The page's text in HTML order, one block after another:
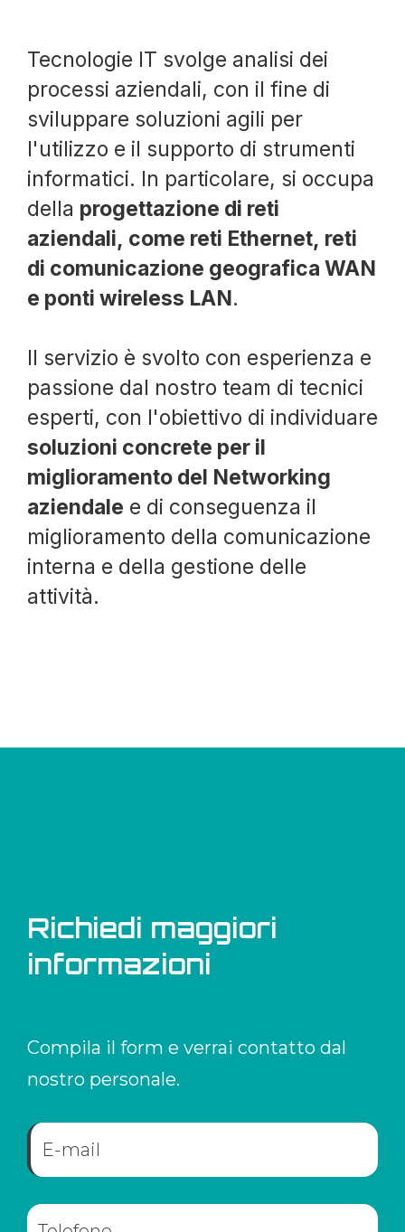
Tecnologie IT svolge analisi dei
processi aziendali, con il fine di
sviluppare soluzioni agili per
l'utilizzo e il supporto di strumenti
informatici. In particolare, si occupa
della progettazione di reti
aziendali, come reti Ethernet, reti
di comunicazione geografica WAN
e ponti wireless LAN.
Il servizio è svolto con esperienza e
passione dal nostro team di tecnici
esperti, con l'obiettivo di individuare
soluzioni concrete per il
miglioramento del Networking
aziendale e di conseguenza il
miglioramento della comunicazione
interna e della gestione delle
attività.
Richiedi maggiori
informazioni
Compila il form e verrai contatto dal
nostro personale.